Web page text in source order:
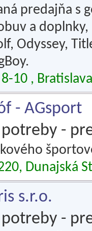
predajňa s
a
Odyssey,
10 , Bratislava
- AGsport
-
Dunajská
s.r.o.
-